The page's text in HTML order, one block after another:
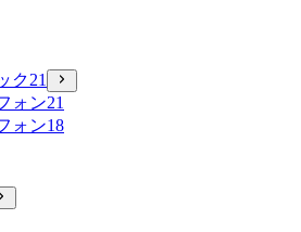
ク21
ォン21
ォン18